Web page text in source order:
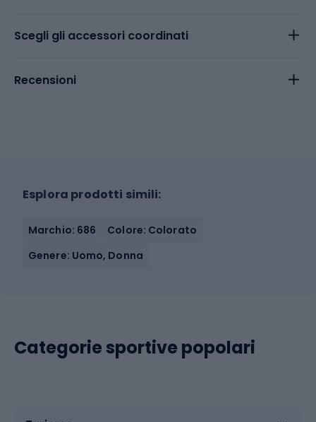
Scegli gli accessori coordinati
Recensioni
Esplora prodotti simili:
Marchio: 686
Colore: Colorato
Genere: Uomo, Donna
Categorie sportive popolari